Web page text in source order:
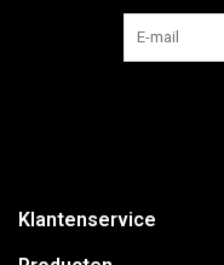
Klantenservice